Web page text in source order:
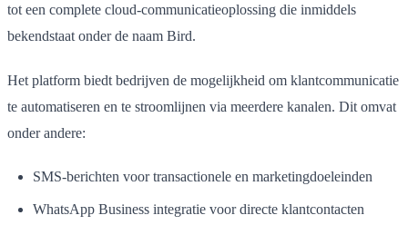
tot een complete cloud-communicatieoplossing die inmiddels
bekendstaat onder de naam Bird.
Het platform biedt bedrijven de mogelijkheid om klantcommunicatie
te automatiseren en te stroomlijnen via meerdere kanalen. Dit omvat
onder andere:
SMS-berichten voor transactionele en marketingdoeleinden
WhatsApp Business integratie voor directe klantcontacten